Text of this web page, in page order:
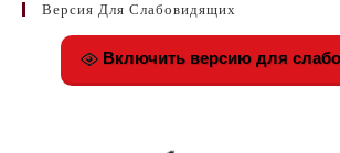
Версия Для Слабовидящих
Включить версию для